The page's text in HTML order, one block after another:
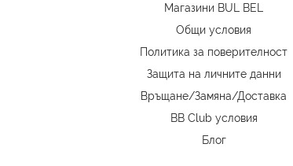
Магазини BUL BEL
Oбщи условия
Политика за поверителност
Защита на личните данни
Връщане/Замяна/Доставка
BB Club условия
Блог